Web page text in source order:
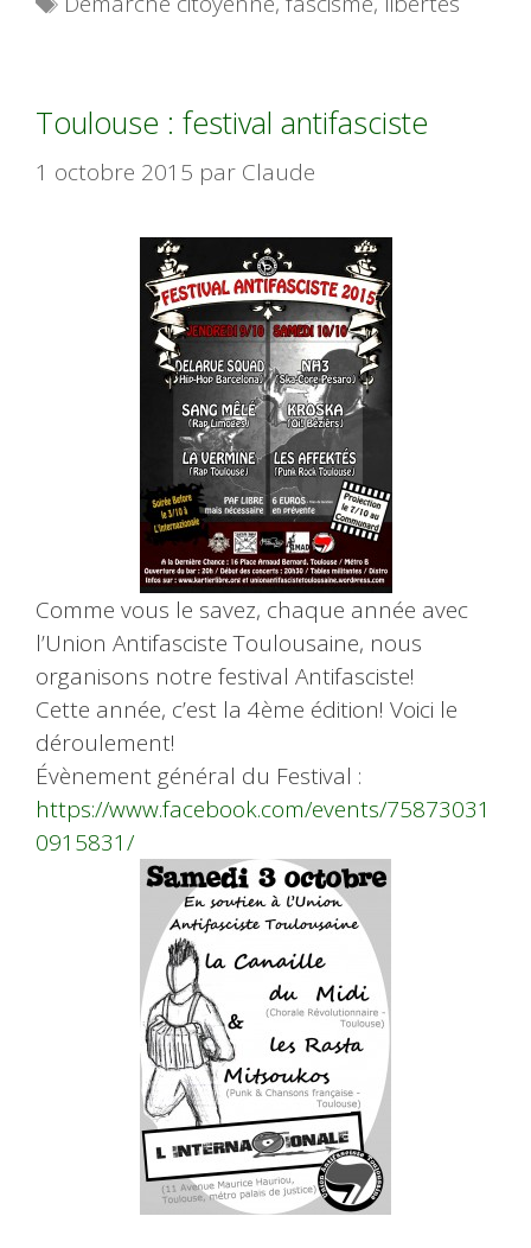
Toulouse : festival antifasciste
1 octobre 2015 par Claude
Comme vous le savez, chaque année avec
l’Union Antifasciste Toulousaine, nous
organisons notre festival Antifasciste!
Cette année, c’est la 4ème édition! Voici le
déroulement!
Évènement général du Festival :
https://www.facebook.com/events/75873031
0915831/